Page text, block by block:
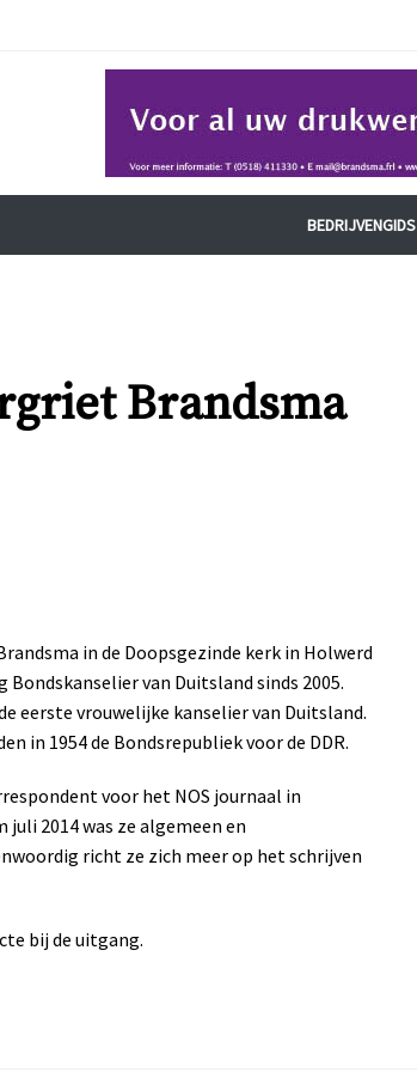
BEDRIJVENGIDS
Brandsma
in de Doopsgezinde kerk in Holwerd
van Duitsland sinds 2005.
eerste vrouwelijke kanselier van Duitsland.
in 1954 de Bondsrepubliek voor de DDR.
voor het NOS journaal in
2014 was ze algemeen en
richt ze zich meer op het schrijven
bij de uitgang.